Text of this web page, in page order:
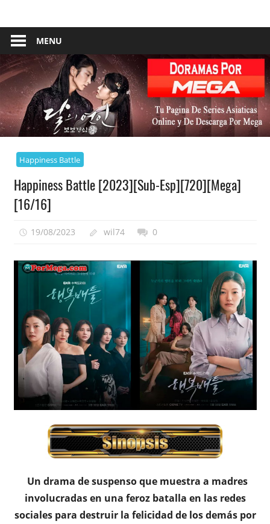
content
Dorama
–
Por
Mega
Pagina
De
Descarga
Por
Mega
MENU
Happiness Battle
Happiness Battle [2023][Sub-Esp][720][Mega]
[16/16]
19/08/2023 wil74 0
Un drama de suspenso que muestra a madres
involucradas en una feroz batalla en las redes
sociales para destruir la felicidad de los demás por